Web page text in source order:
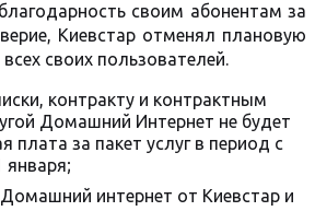
своим абонентам за
Киевстар отменял плановую
своих пользователей.
контракту и контрактным
Домашний Интернет не будет
плата за пакет услуг в период с
января;
интернет от Киевстар и